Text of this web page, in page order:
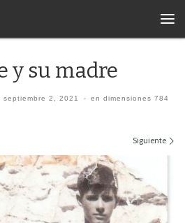
y su madre
septiembre 2, 2021 - en dimensiones 784
Siguiente